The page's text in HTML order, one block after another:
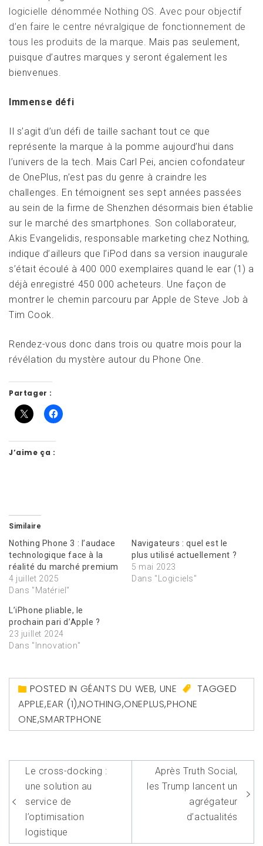
logicielle dénommée Nothing OS. Avec pour objectif
d’en faire le centre névralgique de fonctionnement de
tous les produits de la marque. Mais pas seulement,
puisque d’autres marques y seront également les
bienvenues.
Immense défi
Il s’agit d’un défi de taille sachant tout ce que
représente la marque à la pomme aujourd’hui dans
l’univers de la tech. Mais Carl Pei, ancien cofondateur
de OnePlus, n’est pas du genre à craindre les
challenges. En témoignent ses sept années passées
au sein de la firme de Shenzhen désormais bien établie
sur le marché des smartphones. Son collaborateur,
Akis Evangelidis, responsable marketing chez Nothing,
indique d’ailleurs que l’iPod dans sa version inaugurale
s’était écoulé à 400 000 exemplaires quand le ear (1) a
déjà enregistré 450 000 acheteurs. Une façon de
montrer le chemin parcouru par Apple de Steve Job à
Tim Cook.
Rendez-vous donc dans trois ou quatre mois pour la
révélation du mystère autour du Phone One.
Partager :
J’aime ça :
Similaire
Nothing Phone 3 : l’audace
technologique face à la
réalité du marché premium
4 juillet 2025
Dans "Matériel"
Navigateurs : quel est le
plus utilisé actuellement ?
5 mai 2023
Dans "Logiciels"
L’iPhone pliable, le
prochain pari d’Apple ?
23 juillet 2024
Dans "Innovation"
POSTED IN GÉANTS DU WEB, UNE
TAGGED
APPLE,EAR (1),NOTHING,ONEPLUS,PHONE
ONE,SMARTPHONE
Navigation
de
l’article
Le cross-docking :
une solution au
service de
l’optimisation
logistique
Après Truth Social,
les Trump lancent un
agrégateur
d’actualités